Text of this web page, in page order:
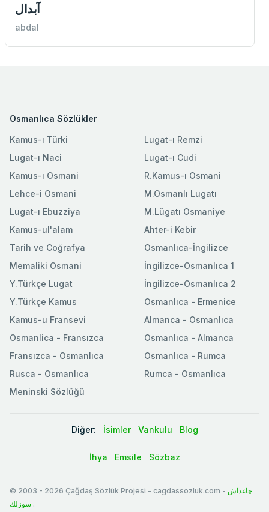
آبدال
abdal
Osmanlıca Sözlükler
Kamus-ı Türki
Lugat-ı Naci
Kamus-ı Osmani
Lehce-i Osmani
Lugat-ı Ebuzziya
Lugat-ı Remzi
Lugat-ı Cudi
R.Kamus-ı Osmani
M.Osmanlı Lugatı
M.Lügatı Osmaniye
Kamus-ul'alam
Tarih ve Coğrafya
Memaliki Osmani
Y.Türkçe Lugat
Y.Türkçe Kamus
Ahter-i Kebir
Osmanlıca-İngilizce
İngilizce-Osmanlıca 1
İngilizce-Osmanlıca 2
Osmanlıca - Ermenice
Kamus-u Fransevi
Osmanlica - Fransızca
Fransızca - Osmanlıca
Rusca - Osmanlıca
Meninski Sözlüğü
Almanca - Osmanlıca
Osmanlıca - Almanca
Osmanlıca - Rumca
Rumca - Osmanlıca
Diğer: İsimler Vankulu Blog
İhya Emsile Sözbaz
© 2003 - 2026 Çağdaş Sözlük Projesi - cagdassozluk.com - چاغداش
سوزلك .